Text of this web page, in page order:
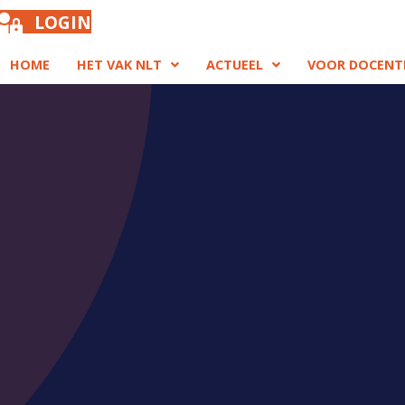
LOGIN
HOME HET VAK NLT ACTUEEL VOOR